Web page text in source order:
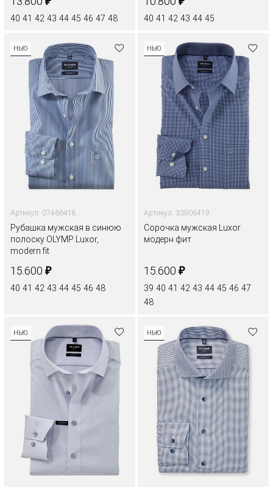
40 41 42 43 44 45 46 47 48 40 41 42 43 44 45
НЬЮ
Артикул: 07466418
Рубашка мужская в синюю
полоску OLYMP Luxor,
modern fit
15.600 ₽
40 41 42 43 44 45 46 48
НЬЮ
Артикул: 33906419
Сорочка мужская Luxor
модерн фит
15.600 ₽
39 40 41 42 43 44 45 46 47
48
НЬЮ НЬЮ